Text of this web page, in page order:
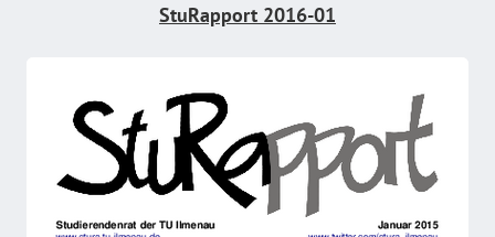
StuRapport 2016-01